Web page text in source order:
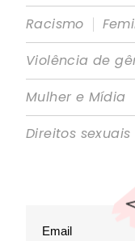
Racismo |
Violência de
Mulher e Mídia
Direitos